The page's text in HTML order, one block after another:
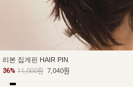
리본 집게핀 HAIR PIN
36% 11,000원 7,040원